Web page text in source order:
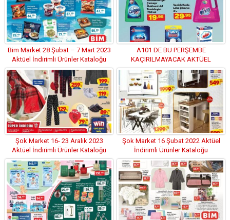
Bim Market 28 Şubat – 7 Mart 2023
Aktüel İndirimli Ürünler Kataloğu
A101 DE BU PERŞEMBE
KAÇIRILMAYACAK AKTÜEL
İNDİRİMLİ ÜRÜNLER KATALOĞU
Şok Market 16- 23 Aralık 2023
Aktüel İndirimli Ürünler Kataloğu
Şok Market 16 Şubat 2022 Aktüel
İndirimli Ürünler Kataloğu